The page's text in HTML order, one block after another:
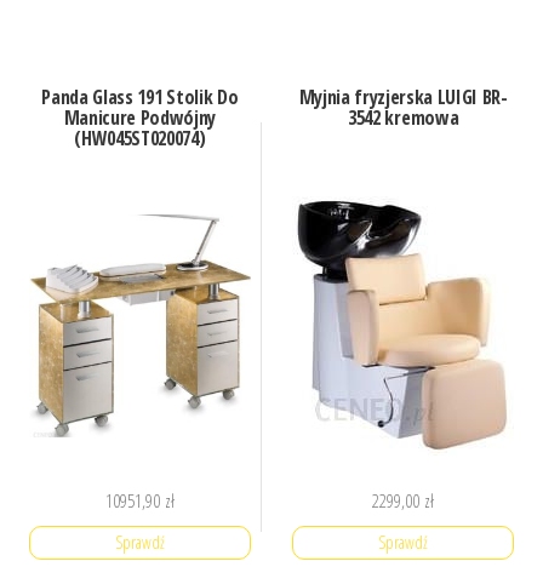
Panda Glass 191 Stolik Do
Manicure Podwójny
(HW045ST020074)
10951,90 zł
Sprawdź
Myjnia fryzjerska LUIGI BR-
3542 kremowa
2299,00 zł
Sprawdź